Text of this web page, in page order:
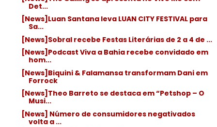
Det...
[News]Luan Santana leva LUAN CITY FESTIVAL para
Sa...
[News]Sobral recebe Festas Literárias de 2 a 4 de ...
[News]Podcast Viva a Bahia recebe convidado em
hom...
[News]Biquini & Falamansa transformam Dani em
Forrock
[News]Theo Barreto se destaca em “Petshop – O
Musi...
[News] Número de consumidores negativados
volta a ...